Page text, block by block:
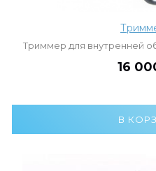
Триммер для внутренней
16